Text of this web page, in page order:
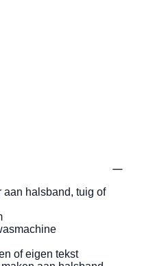
aan halsband, tuig of
of eigen tekst